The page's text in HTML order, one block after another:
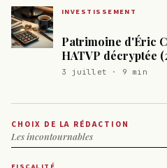
INVESTISSEMENT
Patrimoine d'Éric
HATVP décryptée
3 juillet · 9 min
CHOIX DE LA RÉDACTION
Les incontournables